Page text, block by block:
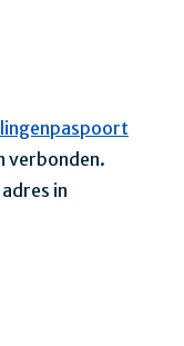
verbonden.
in